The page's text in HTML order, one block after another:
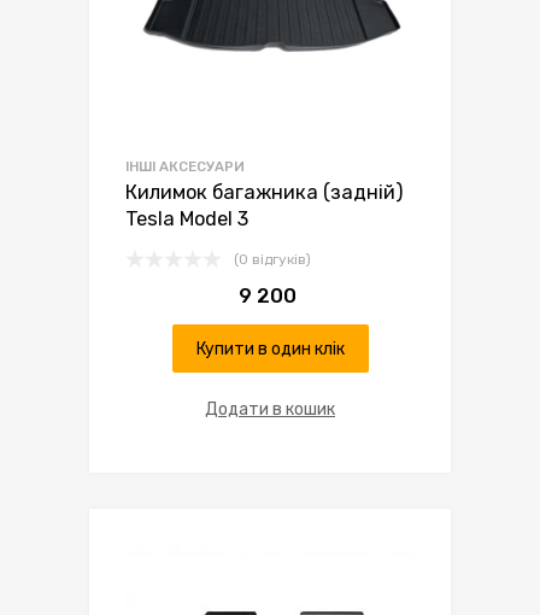
ІНШІ АКСЕСУАРИ
Килимок багажника (задній)
Tesla Model 3
(0 відгуків)
9 200
Купити в один клік
Додати в кошик